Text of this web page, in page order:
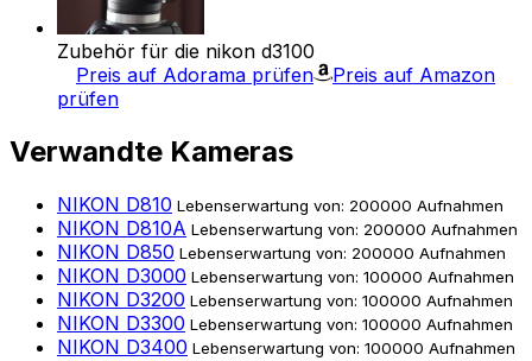
Zubehör für die nikon d3100
Preis auf Adorama prüfen
Preis auf Amazon
prüfen
Verwandte Kameras
NIKON D810 Lebenserwartung von: 200000 Aufnahmen
NIKON D810A Lebenserwartung von: 200000 Aufnahmen
NIKON D850 Lebenserwartung von: 200000 Aufnahmen
NIKON D3000 Lebenserwartung von: 100000 Aufnahmen
NIKON D3200 Lebenserwartung von: 100000 Aufnahmen
NIKON D3300 Lebenserwartung von: 100000 Aufnahmen
NIKON D3400 Lebenserwartung von: 100000 Aufnahmen